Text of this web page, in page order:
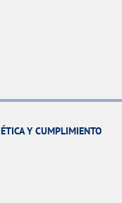
ÉTICA Y CUMPLIMIENTO